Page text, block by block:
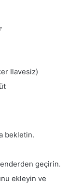
Ilavesiz)
bekletin.
geçirin.
ekleyin ve